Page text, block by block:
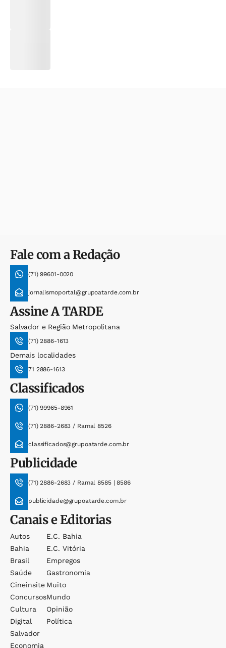
Fale com a Redação
(71) 99601-0020
jornalismoportal@grupoatarde.com.br
AssineA TARDE
Salvador e Região Metropolitana
(71) 2886-1613
Demais localidades
71 2886-1613
Classificados
(71) 99965-8961
(71) 2886-2683 / Ramal 8526
classificados@grupoatarde.com.br
Publicidade
(71) 2886-2683 / Ramal 8585 | 8586
publicidade@grupoatarde.com.br
Canais e Editorias
Autos
Bahia
Brasil
Saúde
Cineinsite
Concursos
Cultura
Digital
Salvador
Economia
E.c. Bahia
E.c. Vitória
Empregos
Gastronomia
Muito
Mundo
Opinião
Política